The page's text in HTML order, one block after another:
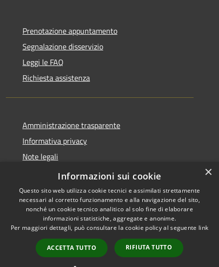
Prenotazione appuntamento
Segnalazione disservizio
Leggi le FAQ
Richiesta assistenza
Amministrazione trasparente
Informativa privacy
Note legali
Dichiarazione di accessibilità
Accessibilità
Copyright © 2026 • Comune di
Serrastretta • Powered by
Municipium•
Accesso
redazione
×
Informazioni sui cookie
Questo sito web utilizza cookie tecnici e assimilati strettamente
necessari al corretto funzionamento e alla navigazione del sito,
nonché un cookie tecnico analitico al solo fine di elaborare
informazioni statistiche, aggregate e anonime.
Per maggiori dettagli, può consultare la cookie policy al seguente link
ACCETTA TUTTO RIFIUTA TUTTO